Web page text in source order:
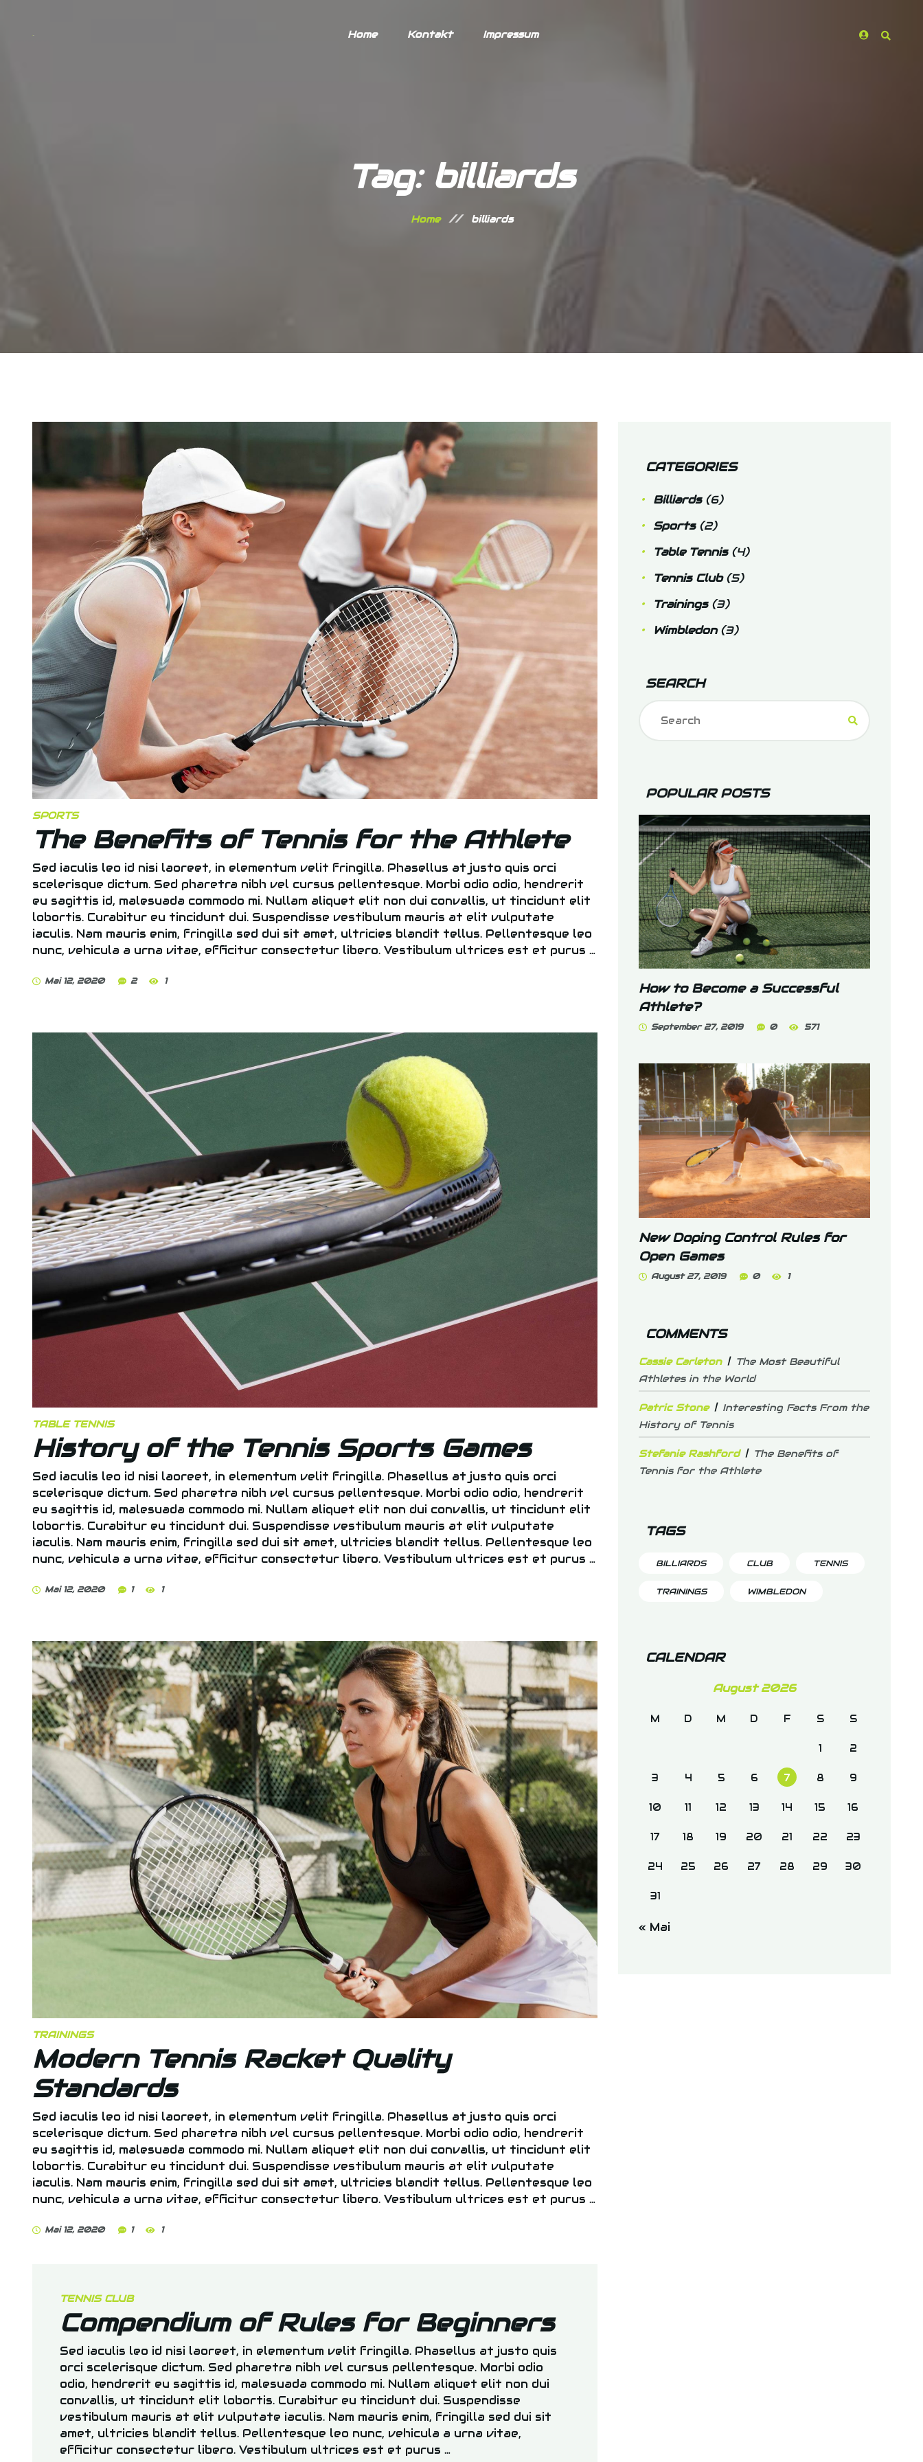
Home Kontakt Impressum
Tag: billiards
Home billiards
SPORTS
The Benefits of Tennis for the Athlete
Sed iaculis leo id nisi laoreet, in elementum velit fringilla. Phasellus at justo quis orci
scelerisque dictum. Sed pharetra nibh vel cursus pellentesque. Morbi odio odio, hendrerit
eu sagittis id, malesuada commodo mi. Nullam aliquet elit non dui convallis, ut tincidunt elit
lobortis. Curabitur eu tincidunt dui. Suspendisse vestibulum mauris at elit vulputate
iaculis. Nam mauris enim, fringilla sed dui sit amet, ultricies blandit tellus. Pellentesque leo
nunc, vehicula a urna vitae, efficitur consectetur libero. Vestibulum ultrices est et purus …
Mai 12, 2020 2 1
TABLE TENNIS
History of the Tennis Sports Games
Sed iaculis leo id nisi laoreet, in elementum velit fringilla. Phasellus at justo quis orci
scelerisque dictum. Sed pharetra nibh vel cursus pellentesque. Morbi odio odio, hendrerit
eu sagittis id, malesuada commodo mi. Nullam aliquet elit non dui convallis, ut tincidunt elit
lobortis. Curabitur eu tincidunt dui. Suspendisse vestibulum mauris at elit vulputate
iaculis. Nam mauris enim, fringilla sed dui sit amet, ultricies blandit tellus. Pellentesque leo
nunc, vehicula a urna vitae, efficitur consectetur libero. Vestibulum ultrices est et purus …
Mai 12, 2020 1 1
TRAININGS
Modern Tennis Racket Quality
Standards
Sed iaculis leo id nisi laoreet, in elementum velit fringilla. Phasellus at justo quis orci
scelerisque dictum. Sed pharetra nibh vel cursus pellentesque. Morbi odio odio, hendrerit
eu sagittis id, malesuada commodo mi. Nullam aliquet elit non dui convallis, ut tincidunt elit
lobortis. Curabitur eu tincidunt dui. Suspendisse vestibulum mauris at elit vulputate
iaculis. Nam mauris enim, fringilla sed dui sit amet, ultricies blandit tellus. Pellentesque leo
nunc, vehicula a urna vitae, efficitur consectetur libero. Vestibulum ultrices est et purus …
Mai 12, 2020 1 1
TENNIS CLUB
Compendium of Rules for Beginners
Sed iaculis leo id nisi laoreet, in elementum velit fringilla. Phasellus at justo quis
orci scelerisque dictum. Sed pharetra nibh vel cursus pellentesque. Morbi odio
odio, hendrerit eu sagittis id, malesuada commodo mi. Nullam aliquet elit non dui
convallis, ut tincidunt elit lobortis. Curabitur eu tincidunt dui. Suspendisse
vestibulum mauris at elit vulputate iaculis. Nam mauris enim, fringilla sed dui sit
amet, ultricies blandit tellus. Pellentesque leo nunc, vehicula a urna vitae,
efficitur consectetur libero. Vestibulum ultrices est et purus …
CATEGORIES
Billiards(6)
Sports(2)
Table Tennis(4)
Tennis Club(5)
Trainings(3)
Wimbledon(3)
SEARCH
POPULAR POSTS
How to Become a Successful
Athlete?
September 27, 2019 0 571
New Doping Control Rules for
Open Games
August 27, 2019 0 1
COMMENTS
Cassie Carleton
The Most Beautiful
Athletes in the World
Patric Stone
Interesting Facts From the
History of Tennis
Stefanie Rashford
The Benefits of
Tennis for the Athlete
TAGS
BILLIARDS CLUB TENNIS
TRAININGS WIMBLEDON
CALENDAR
August 2026
M D M D F S S
1 2
3 4 5 6 7 8 9
10 11 12 13 14 15 16
17 18 19 20 21 22 23
24 25 26 27 28 29 30
31
« Mai